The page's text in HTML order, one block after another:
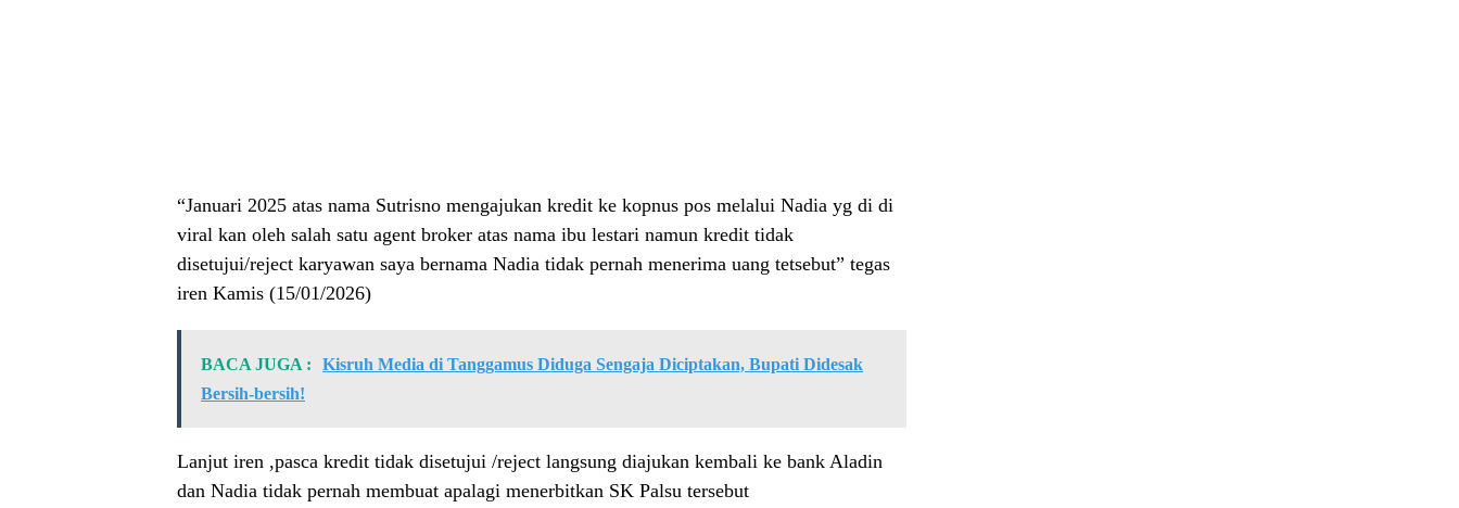
“Januari 2025 atas nama Sutrisno mengajukan kredit ke kopnus pos melalui Nadia yg di di
viral kan oleh salah satu agent broker atas nama ibu lestari namun kredit tidak
disetujui/reject karyawan saya bernama Nadia tidak pernah menerima uang tetsebut” tegas
iren Kamis (15/01/2026)
BACA JUGA :
Kisruh Media di Tanggamus Diduga Sengaja Diciptakan, Bupati Didesak
Bersih-bersih!
Lanjut iren ,pasca kredit tidak disetujui /reject langsung diajukan kembali ke bank Aladin
dan Nadia tidak pernah membuat apalagi menerbitkan SK Palsu tersebut